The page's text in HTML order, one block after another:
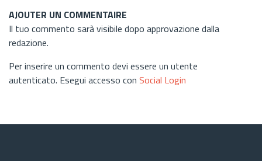
AJOUTER UN COMMENTAIRE
Il tuo commento sarà visibile dopo approvazione dalla
redazione.
Per inserire un commento devi essere un utente
autenticato. Esegui accesso con Social Login